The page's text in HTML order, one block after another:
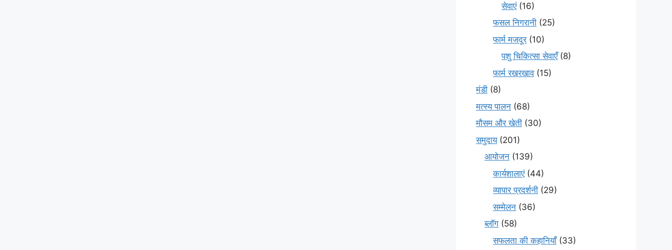
सेवाएं(16)
फसल निगरानी (25)
फार्म मजदूर(10)
पशु चिकित्सा सेवाएँ(8)
फार्म रखरखाव(15)
मंडी (8)
मत्स्य पालन (68)
मौसम और खेती (30)
समुदाय(201)
आयोजन (139)
कार्यशालाएं(44)
व्यापार प्रदर्शनी (29)
सम्मेलन (36)
ब्लॉग (58)
सफलता की कहानियाँ(33)